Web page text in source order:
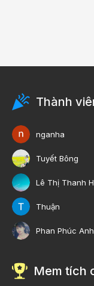
Thành
nganha
Tuyết Bông
Lê Thị Thanh
Thuận
Phan Phúc Anh
Mem tích